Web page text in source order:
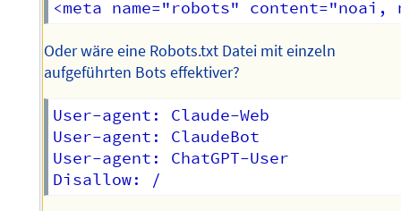
Oder wäre eine Robots.txt Datei mit einzeln
aufgeführten Bots effektiver?
User-agent: Claude-Web
User-agent: ClaudeBot
User-agent: ChatGPT-User